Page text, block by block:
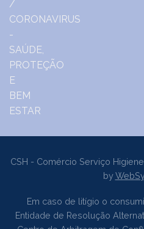
CSH - Comércio Serviço
by
Em caso de litígio o
Entidade de Resolução